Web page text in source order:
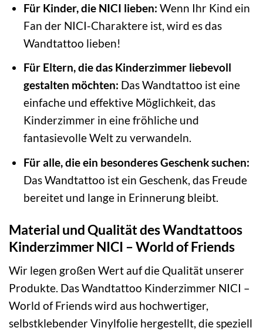
Für Kinder, die NICI lieben: Wenn Ihr Kind ein
Fan der NICI-Charaktere ist, wird es das
Wandtattoo lieben!
Für Eltern, die das Kinderzimmer liebevoll
gestalten möchten: Das Wandtattoo ist eine
einfache und effektive Möglichkeit, das
Kinderzimmer in eine fröhliche und
fantasievolle Welt zu verwandeln.
Für alle, die ein besonderes Geschenk suchen:
Das Wandtattoo ist ein Geschenk, das Freude
bereitet und lange in Erinnerung bleibt.
Material und Qualität des Wandtattoos
Kinderzimmer NICI – World of Friends
Wir legen großen Wert auf die Qualität unserer
Produkte. Das Wandtattoo Kinderzimmer NICI –
World of Friends wird aus hochwertiger,
selbstklebender Vinylfolie hergestellt, die speziell